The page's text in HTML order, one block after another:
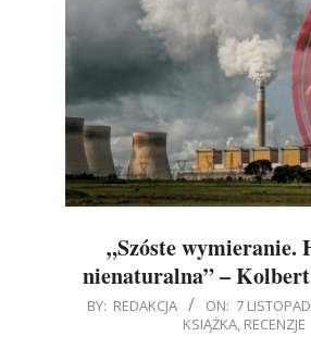
„Szóste wymieranie.
nienaturalna” –
2016-
BY: REDAKCJA ON: 7
KSIĄŻKA, RECENZJE